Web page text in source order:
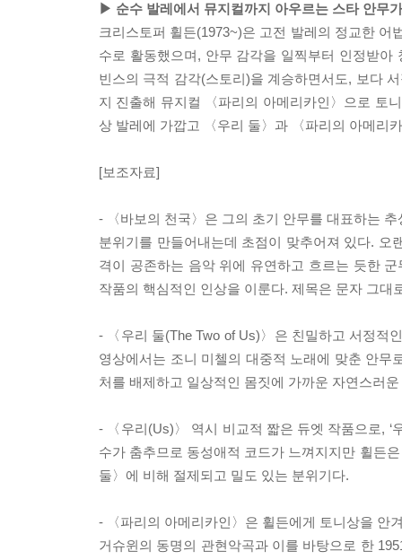
▶ 순수 발레에서 뮤지컬까지 아우르는 스타 안무
크리스토퍼 휠든(1973~)은 고전 발레의 정교한
수로 활동했으며, 안무 감각을 일찍부터 인정받
빈스의 극적 감각(스토리)을 계승하면서도, 보다
지 진출해 뮤지컬 〈파리의 아메리카인〉으로 토
상 발레에 가깝고 〈우리 둘〉과 〈파리의 아메리
[보조자료]
- 〈바보의 천국〉은 그의 초기 안무를 대표하는
분위기를 만들어내는데 초점이 맞추어져 있다.
격이 공존하는 음악 위에 유연하고 흐르는 듯한
작품의 핵심적인 인상을 이룬다. 제목은 문자 그
- 〈우리 둘(The Two of Us)〉은 친밀하고 서정적
영상에서는 조니 미첼의 대중적 노래에 맞춘 안
처를 배제하고 일상적인 몸짓에 가까운 자연스러
- 〈우리(Us)〉 역시 비교적 짧은 듀엣 작품으로, ‘
수가 춤추므로 동성애적 코드가 느껴지지만 휠든
둘〉에 비해 절제되고 밀도 있는 분위기다.
- 〈파리의 아메리카인〉은 휠든에게 토니상을 안
거슈윈의 동명의 관현악곡과 이를 바탕으로 한